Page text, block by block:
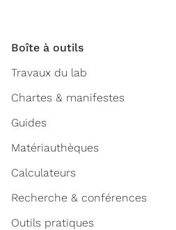
Boîte à outils
Travaux du lab
Chartes & manifestes
Guides
Matériauthèques
Calculateurs
Recherche & conférences
Outils pratiques